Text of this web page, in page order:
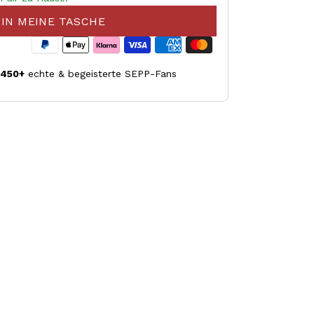
IN MEINE TASCHE
echte & begeisterte SEPP-Fans